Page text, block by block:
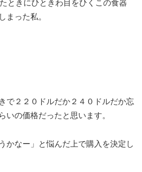
ときにひときわ目をひくこの食器
まった私。
で２２０ドルだか２４０ドルだか忘
いの価格だったと思います。
かなー」と悩んだ上で購入を決定し